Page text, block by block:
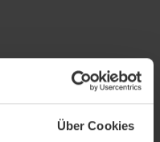
Über Cookies